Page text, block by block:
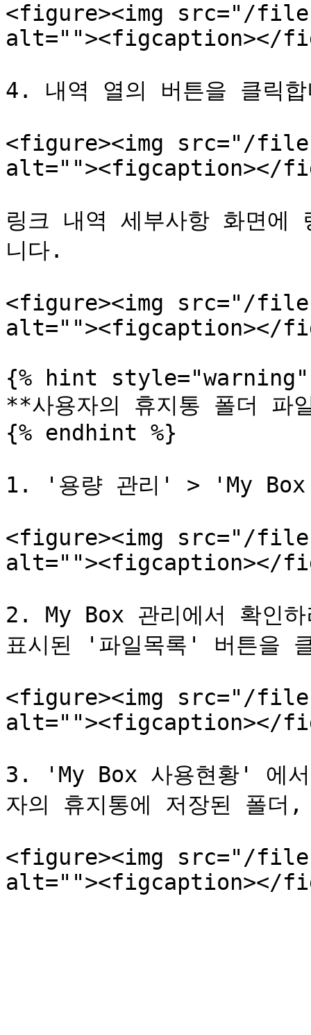
<figure><img src="/files/
alt=""><figcaption></
4. 내역 열의 버튼을 클릭
<figure><img src="/
alt=""><figcaption></
링크 내역 세부사항 화면에
니다.
<figure><img src="/files/
alt=""><figcaption></
{% hint style="warning"
**사용자의 휴지통 폴더 파
{% endhint %}
1. '용량 관리' > 'My Box
<figure><img src="/
alt=""><figcaption></
2. My Box 관리에서 확인
표시된 '파일목록' 버튼을
<figure><img src="/
alt=""><figcaption></
3. 'My Box 사용현황' 에
자의 휴지통에 저장된 폴더
<figure><img src="/files/